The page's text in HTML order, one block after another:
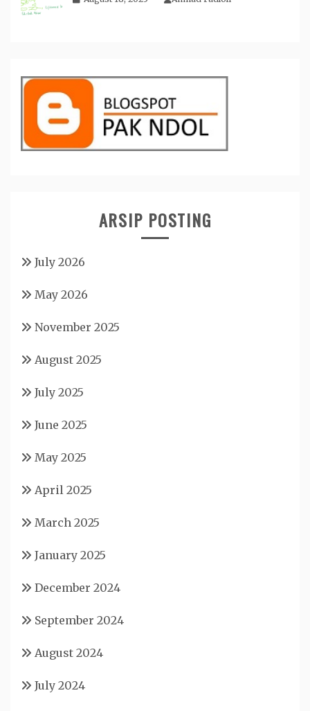
ARSIP POSTING
July 2026
May 2026
November 2025
August 2025
July 2025
June 2025
May 2025
April 2025
March 2025
January 2025
December 2024
September 2024
August 2024
July 2024